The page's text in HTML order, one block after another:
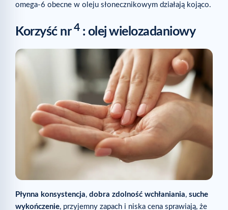
omega-6 obecne w oleju słonecznikowym działają kojąco.
Korzyść nr4: olej wielozadaniowy
Płynna konsystencja, dobra zdolność wchłaniania, suche
wykończenie, przyjemny zapach i niska cena sprawiają, że